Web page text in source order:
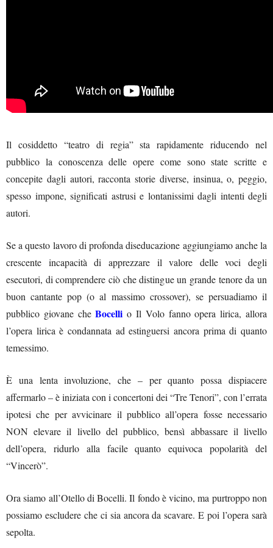
Il cosiddetto “teatro di regia” sta rapidamente riducendo nel
pubblico la conoscenza delle opere come sono state scritte e
concepite dagli autori, racconta storie diverse, insinua, o, peggio,
spesso impone, significati astrusi e lontanissimi dagli intenti degli
autori.
Se a questo lavoro di profonda diseducazione aggiungiamo anche la
crescente incapacità di apprezzare il valore delle voci degli
esecutori, di comprendere ciò che distingue un grande tenore da un
buon cantante pop (o al massimo crossover), se persuadiamo il
pubblico giovane cheBocelli o Il Volo fanno opera lirica, allora
l’opera lirica è condannata ad estinguersi ancora prima di quanto
temessimo.
È una lenta involuzione, che – per quanto possa dispiacere
affermarlo – è iniziata con i concertoni dei “Tre Tenori”, con l’errata
ipotesi che per avvicinare il pubblico all’opera fosse necessario
NON elevare il livello del pubblico, bensì abbassare il livello
dell’opera, ridurlo alla facile quanto equivoca popolarità del
“Vincerò”.
Ora siamo all’Otello di Bocelli. Il fondo è vicino, ma purtroppo non
possiamo escludere che ci sia ancora da scavare. E poi l’opera sarà
sepolta.